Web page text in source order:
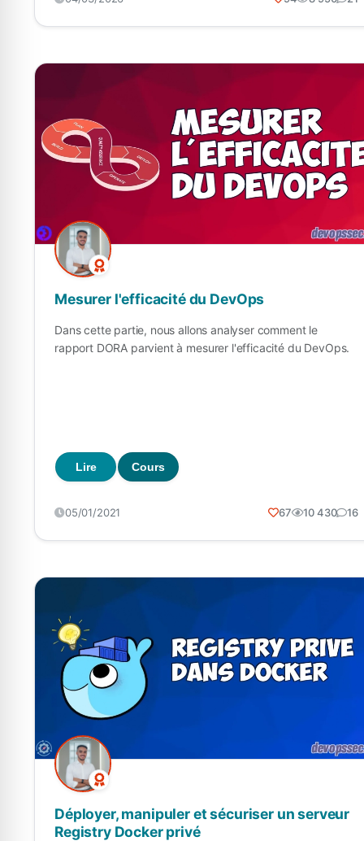
Mesurer l'efficacité du DevOps
Dans cette partie, nous allons analyser comment le
rapport DORA parvient à mesurer l'efficacité du DevOps.
Lire Cours
05/01/2021 67 10 430 16
Déployer, manipuler et sécuriser un serveur
Registry Docker privé